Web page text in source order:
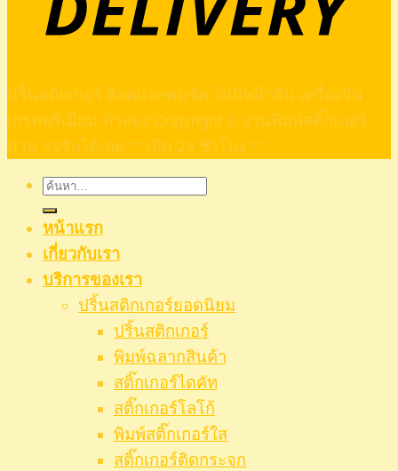
ปริ้นสติกเกอร์ สีสดและคมชัด ไม่มีหมึกจีน เครื่องจีน
เกรดพรีเมียม ท้าลอง Copyright © งานพิมพ์สติ๊กเกอร์
ด่วน รอรับได้เลย ** เปิด 24 ชั่วโมง **
ค้นหา:
หน้าแรก
เกี่ยวกับเรา
บริการของเรา
ปริ้นสติกเกอร์ยอดนิยม
ปริ้นสติกเกอร์
พิมพ์ฉลากสินค้า
สติ๊กเกอร์ไดคัท
สติ๊กเกอร์โลโก้
พิมพ์สติ๊กเกอร์ใส
สติ๊กเกอร์ติดกระจก